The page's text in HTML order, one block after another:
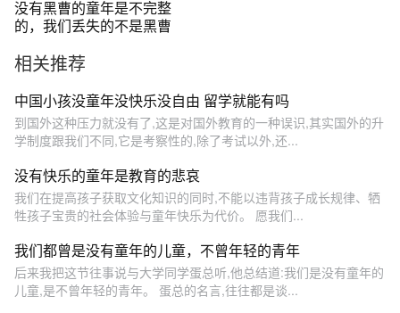
没有黑曹的童年是不完整
的，我们丢失的不是黑曹
相关推荐
中国小孩没童年没快乐没自由 留学就能有吗
到国外这种压力就没有了,这是对国外教育的一种误识,其实国外的升
学制度跟我们不同,它是考察性的,除了考试以外,还...
没有快乐的童年是教育的悲哀
我们在提高孩子获取文化知识的同时,不能以违背孩子成长规律、牺
牲孩子宝贵的社会体验与童年快乐为代价。 愿我们...
我们都曾是没有童年的儿童，不曾年轻的青年
后来我把这节往事说与大学同学蛋总听,他总结道:我们是没有童年的
儿童,是不曾年轻的青年。 蛋总的名言,往往都是谈...